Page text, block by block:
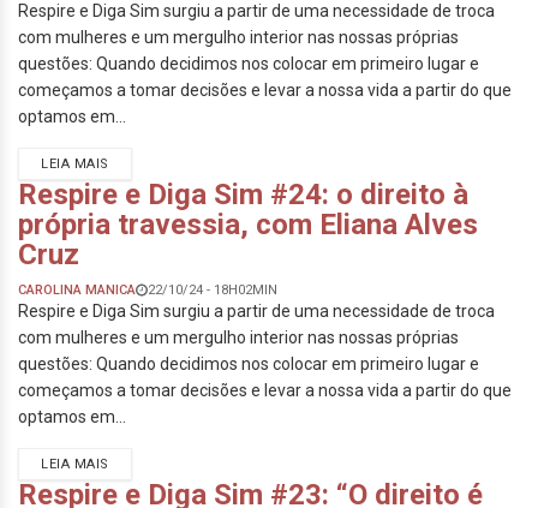
Respire e Diga Sim surgiu a partir de uma necessidade de troca
com mulheres e um mergulho interior nas nossas próprias
questões: Quando decidimos nos colocar em primeiro lugar e
começamos a tomar decisões e levar a nossa vida a partir do que
optamos em...
LEIA MAIS
Respire e Diga Sim #24: o direito à
própria travessia, com Eliana Alves
Cruz
CAROLINA MANICA 22/10/24 - 18H02MIN
Respire e Diga Sim surgiu a partir de uma necessidade de troca
com mulheres e um mergulho interior nas nossas próprias
questões: Quando decidimos nos colocar em primeiro lugar e
começamos a tomar decisões e levar a nossa vida a partir do que
optamos em...
LEIA MAIS
Respire e Diga Sim #23: “O direito é